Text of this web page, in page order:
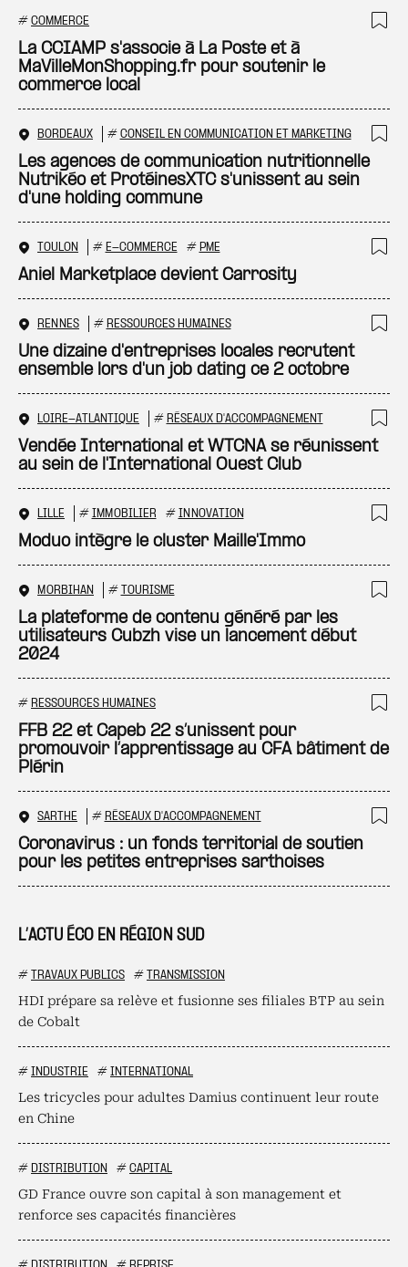
L’ACTU ÉCO EN RÉGION SUD
# TRAVAUX PUBLICS # TRANSMISSION
HDI prépare sa relève et fusionne ses filiales BTP au sein
de Cobalt
# INDUSTRIE # INTERNATIONAL
Les tricycles pour adultes Damius continuent leur route
en Chine
# DISTRIBUTION # CAPITAL
GD France ouvre son capital à son management et
renforce ses capacités financières
# COMMERCE
La CCIAMP s'associe à La Poste et à
MaVilleMonShopping.fr pour soutenir le
commerce local
BORDEAUX # CONSEIL EN COMMUNICATION ET MARKETING
Les agences de communication nutritionnelle
Nutrikéo et ProtéinesXTC s'unissent au sein
d'une holding commune
TOULON # E-COMMERCE # PME
Aniel Marketplace devient Carrosity
RENNES # RESSOURCES HUMAINES
Une dizaine d'entreprises locales recrutent
ensemble lors d'un job dating ce 2 octobre
LOIRE-ATLANTIQUE # RÉSEAUX D'ACCOMPAGNEMENT
Vendée International et WTCNA se réunissent
au sein de l'International Ouest Club
LILLE # IMMOBILIER # INNOVATION
Moduo intègre le cluster Maille'Immo
MORBIHAN # TOURISME
La plateforme de contenu généré par les
utilisateurs Cubzh vise un lancement début
2024
# RESSOURCES HUMAINES
FFB 22 et Capeb 22 s’unissent pour
promouvoir l’apprentissage au CFA bâtiment de
Plérin
SARTHE # RÉSEAUX D'ACCOMPAGNEMENT
Coronavirus : un fonds territorial de soutien
pour les petites entreprises sarthoises